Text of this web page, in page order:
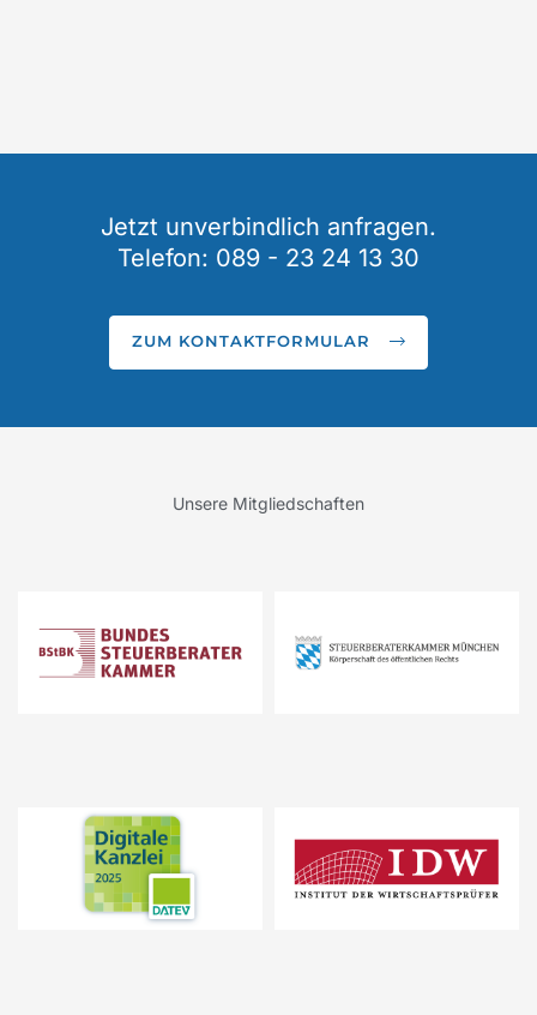
Jetzt unverbindlich anfragen.
Telefon: 089 - 23 24 13 30
ZUM KONTAKTFORMULAR
Unsere Mitgliedschaften